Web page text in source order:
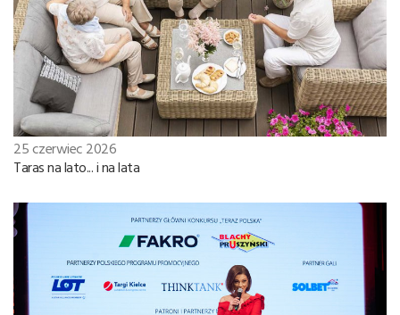
25 czerwiec 2026
Taras na lato... i na lata